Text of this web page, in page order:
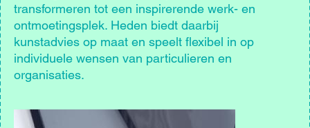
transformeren tot een inspirerende werk- en
ontmoetingsplek. Heden biedt daarbij
kunstadvies op maat en speelt flexibel in op
individuele wensen van particulieren en
organisaties.
Afbeelding